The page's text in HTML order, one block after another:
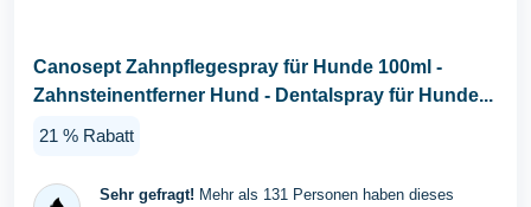
Canosept Zahnpflegespray für Hunde 100ml -
Zahnsteinentferner Hund - Dentalspray für Hunde...
21 % Rabatt
Sehr gefragt! Mehr als 131 Personen haben dieses